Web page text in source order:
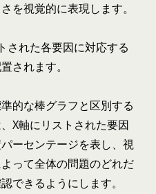
を視覚的に表現します。
された各要因に対応する
されます。
的な棒グラフと区別する
X軸にリストされた要因
ーセンテージを表し、視
って全体の問題のどれだ
できるようにします。